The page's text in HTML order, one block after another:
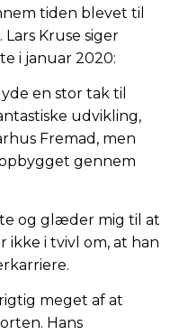
tiden blevet til
Kruse siger
i januar 2020:
en stor tak til
udvikling,
Fremad, men
gennem
og glæder mig til at
ikke i tvivl om, at han
meget af at
Hans